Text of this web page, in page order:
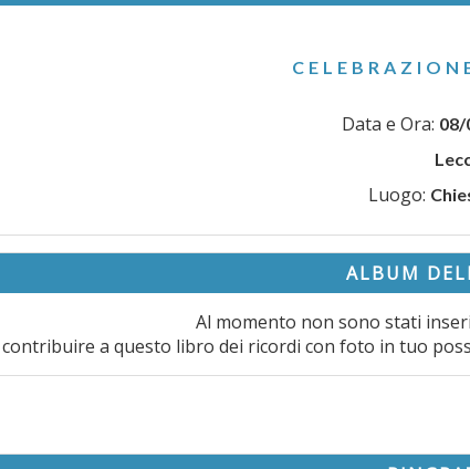
Data e Ora: 08/
Luogo:
ALBUM
Al momento non sono stati
contribuire a questo libro dei ricordi con foto in tuo